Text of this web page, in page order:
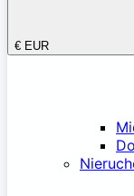
€ EUR